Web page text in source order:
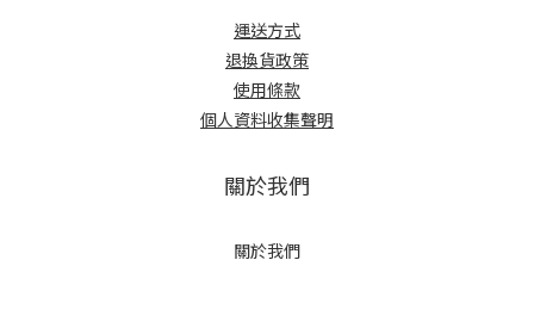
運送方式
退換貨政策
使用條款
個人資料收集聲明
關於我們
關於我們